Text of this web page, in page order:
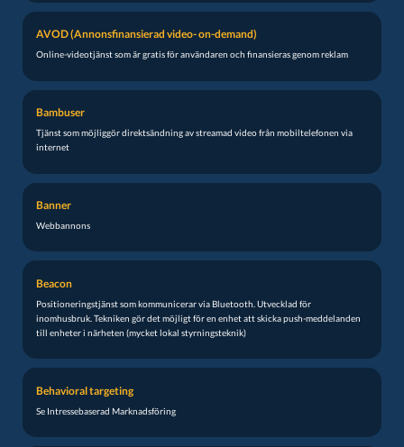
AVOD (Annonsfinansierad video- on-demand)
Online-videotjänst som är gratis för användaren och finansieras genom reklam
Bambuser
Tjänst som möjliggör direktsändning av streamad video från mobiltelefonen via
internet
Banner
Webbannons
Beacon
Positioneringstjänst som kommunicerar via Bluetooth. Utvecklad för
inomhusbruk. Tekniken gör det möjligt för en enhet att skicka push-meddelanden
till enheter i närheten (mycket lokal styrningsteknik)
Behavioral targeting
Se Intressebaserad Marknadsföring